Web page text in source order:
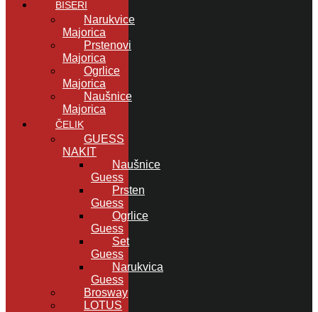
BISERI
Narukvice
Majorica
Prstenovi
Majorica
Ogrlice
Majorica
Naušnice
Majorica
ČELIK
GUESS
NAKIT
Naušnice
Guess
Prsten
Guess
Ogrlice
Guess
Set
Guess
Narukvica
Guess
Brosway
LOTUS